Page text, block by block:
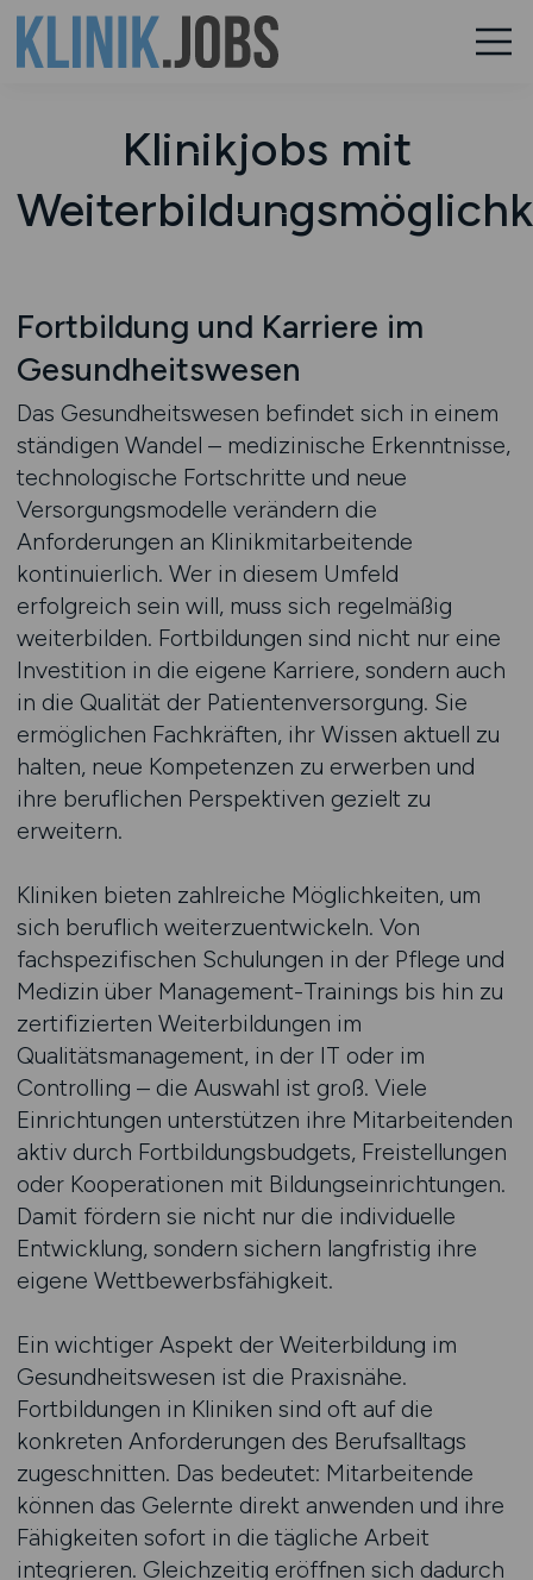
Klinikjobs mit
Fortbildung und Karriere im
Gesundheitswesen
Das Gesundheitswesen befindet sich in einem
ständigen Wandel – medizinische Erkenntnisse,
technologische Fortschritte und neue
Versorgungsmodelle verändern die
Anforderungen an Klinikmitarbeitende
kontinuierlich. Wer in diesem Umfeld
erfolgreich sein will, muss sich regelmäßig
weiterbilden. Fortbildungen sind nicht nur eine
Investition in die eigene Karriere, sondern auch
in die Qualität der Patientenversorgung. Sie
ermöglichen Fachkräften, ihr Wissen aktuell zu
halten, neue Kompetenzen zu erwerben und
ihre beruflichen Perspektiven gezielt zu
erweitern.
Kliniken bieten zahlreiche Möglichkeiten, um
sich beruflich weiterzuentwickeln. Von
fachspezifischen Schulungen in der Pflege und
Medizin über Management-Trainings bis hin zu
zertifizierten Weiterbildungen im
Qualitätsmanagement, in der IT oder im
Controlling – die Auswahl ist groß. Viele
Einrichtungen unterstützen ihre Mitarbeitenden
aktiv durch Fortbildungsbudgets, Freistellungen
oder Kooperationen mit Bildungseinrichtungen.
Damit fördern sie nicht nur die individuelle
Entwicklung, sondern sichern langfristig ihre
eigene Wettbewerbsfähigkeit.
Ein wichtiger Aspekt der Weiterbildung im
Gesundheitswesen ist die Praxisnähe.
Fortbildungen in Kliniken sind oft auf die
konkreten Anforderungen des Berufsalltags
zugeschnitten. Das bedeutet: Mitarbeitende
können das Gelernte direkt anwenden und ihre
Fähigkeiten sofort in die tägliche Arbeit
integrieren. Gleichzeitig eröffnen sich dadurch